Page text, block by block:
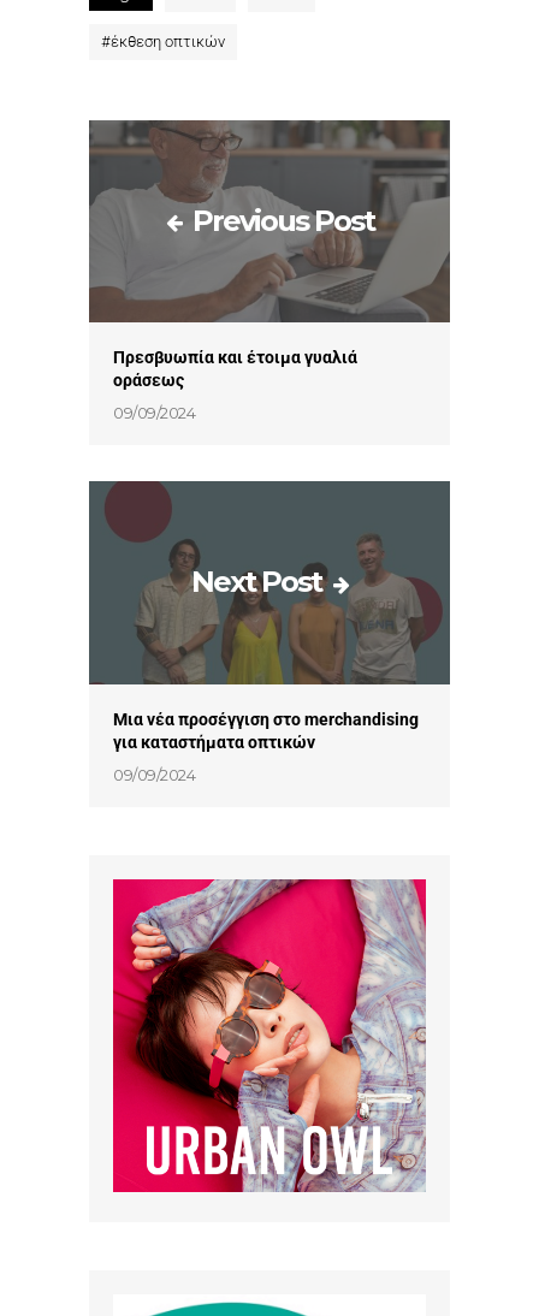
#έκθεση οπτικών
Previous Post
Πρεσβυωπία και έτοιμα γυαλιά
οράσεως
09/09/2024
Next Post
Μια νέα προσέγγιση στο merchandising
για καταστήματα οπτικών
09/09/2024